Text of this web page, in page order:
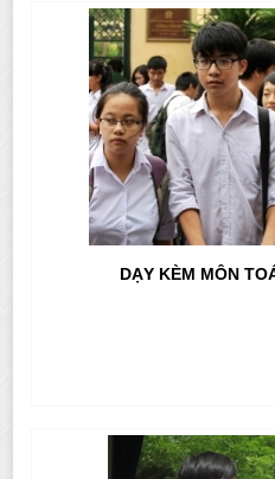
DẠY KÈM MÔN